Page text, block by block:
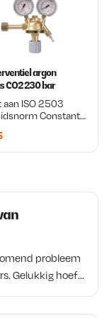
je een strakke en
krijgt met minder
en minder
argon
CO2 230 bar
aan ISO 2503
Constante
tot 5 bar
regelbaar
Europese
probleem
Gelukkig hoeft